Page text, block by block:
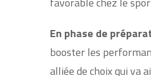
En phase de
booster les
alliée de choix qui va